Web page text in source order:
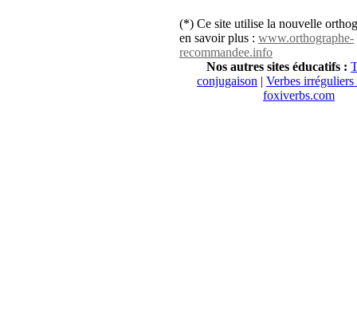
(*) Ce site utilise la nouvelle
en savoir plus : www.orthographe-
recommandee.info
Nos autres sites éducatifs :
conjugaison | Verbes
foxiverbs.com